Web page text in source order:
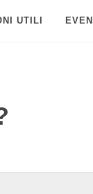
UTILI